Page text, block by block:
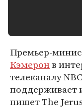
Премьер-
Кэмеронв
телеканалу
поддерживает
пишет The